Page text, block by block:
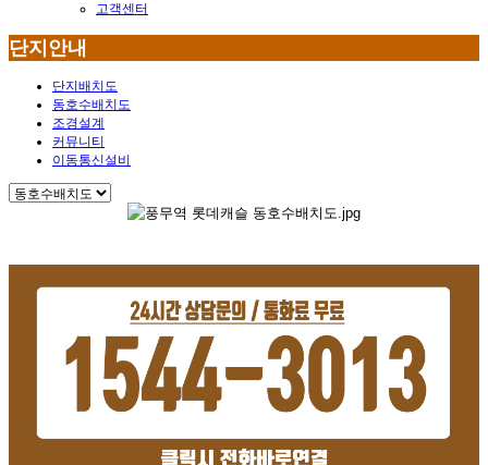
고객센터
단지안내
단지배치도
동호수배치도
조경설계
커뮤니티
이동통신설비